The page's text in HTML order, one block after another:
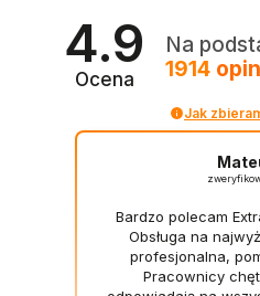
4.9
Ocena
Na
1914
Jak
Bardzo polecam
Obsługa na
profesjonalna,
Pracownicy